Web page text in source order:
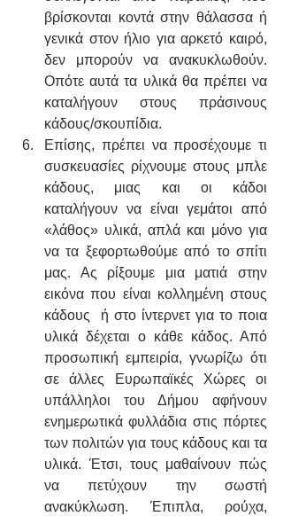
βρίσκονται κοντά στην θάλασσα ή
γενικά στον ήλιο για αρκετό καιρό,
δεν μπορούν να ανακυκλωθούν.
Οπότε αυτά τα υλικά θα πρέπει να
καταλήγουν στους πράσινους
κάδους/σκουπίδια.
Επίσης, πρέπει να προσέχουμε τι
συσκευασίες ρίχνουμε στους μπλε
κάδους, μιας και οι κάδοι
καταλήγουν να είναι γεμάτοι από
«λάθος» υλικά, απλά και μόνο για
να τα ξεφορτωθούμε από το σπίτι
μας. Ας ρίξουμε μια ματιά στην
εικόνα που είναι κολλημένη στους
κάδους  ή στο ίντερνετ για το ποια
υλικά δέχεται ο κάθε κάδος. Από
προσωπική εμπειρία, γνωρίζω ότι
σε άλλες Ευρωπαϊκές Χώρες οι
υπάλληλοι του Δήμου αφήνουν
ενημερωτικά φυλλάδια στις πόρτες
των πολιτών για τους κάδους και τα
υλικά. Έτσι, τους μαθαίνουν πώς
να πετύχουν την σωστή
ανακύκλωση. Έπιπλα, ρούχα,